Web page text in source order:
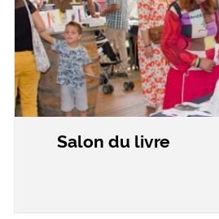
Salon du livre